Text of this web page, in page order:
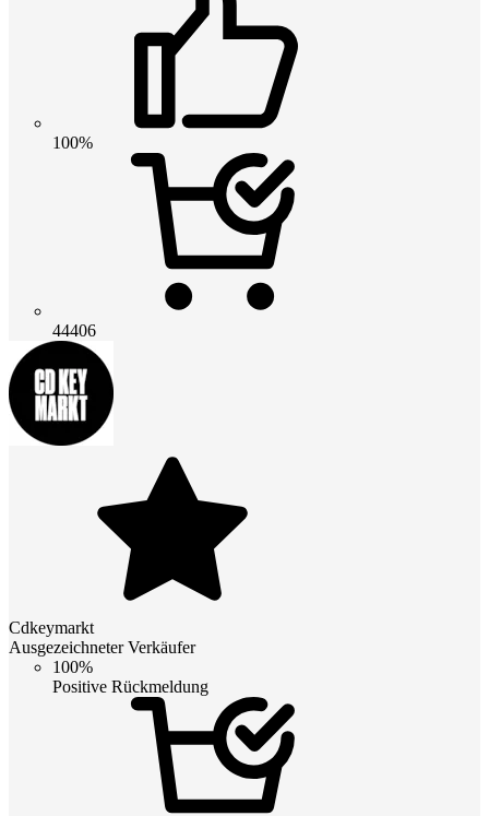
100%
44406
Cdkeymarkt
Ausgezeichneter Verkäufer
100%
Positive Rückmeldung